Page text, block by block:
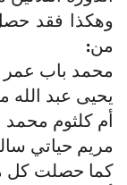
وهكذا فقد
من:
محمد باب عمر
يحيى عبد الله
أم كلثوم محمد
مريم حياتي
كما حصلت كل